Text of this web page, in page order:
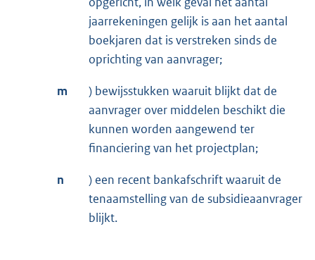
jaarrekeningen gelijk is aan het aantal
boekjaren dat is verstreken sinds de
oprichting van aanvrager;
m
) bewijsstukken waaruit blijkt dat de
aanvrager over middelen beschikt die
kunnen worden aangewend ter
financiering van het projectplan;
n
) een recent bankafschrift waaruit de
tenaamstelling van de subsidieaanvrager
blijkt.